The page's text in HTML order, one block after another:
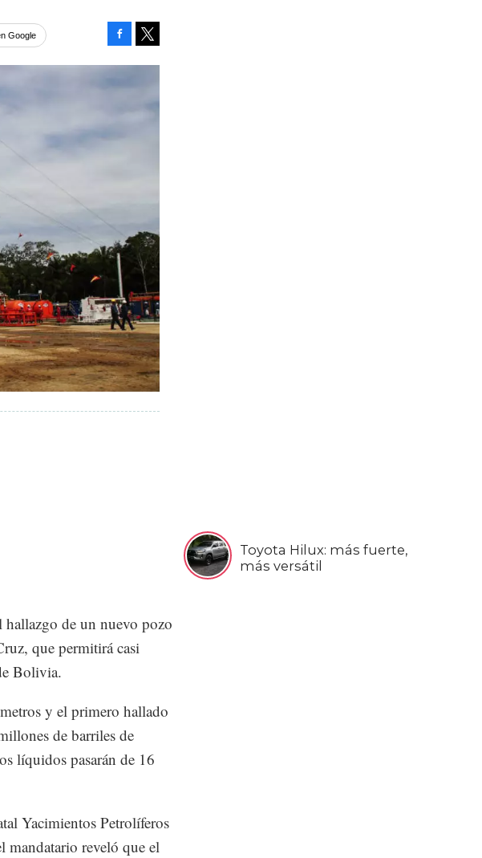
Toyota Hilux: más fuerte,
más versátil
Google
de un nuevo pozo
que permitirá casi
Bolivia.
y el primero hallado
de barriles de
líquidos pasarán de 16
Yacimientos Petrolíferos
reveló que el